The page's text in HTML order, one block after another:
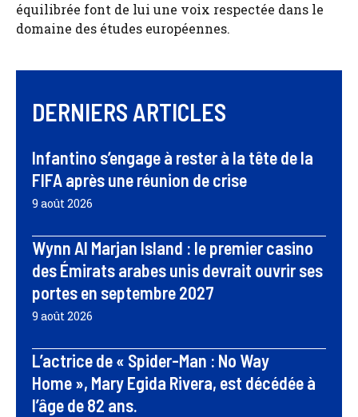
équilibrée font de lui une voix respectée dans le
domaine des études européennes.
DERNIERS ARTICLES
Infantino s’engage à rester à la tête de la
FIFA après une réunion de crise
9 août 2026
Wynn Al Marjan Island : le premier casino
des Émirats arabes unis devrait ouvrir ses
portes en septembre 2027
9 août 2026
L’actrice de « Spider-Man : No Way
Home », Mary Egida Rivera, est décédée à
l’âge de 82 ans.